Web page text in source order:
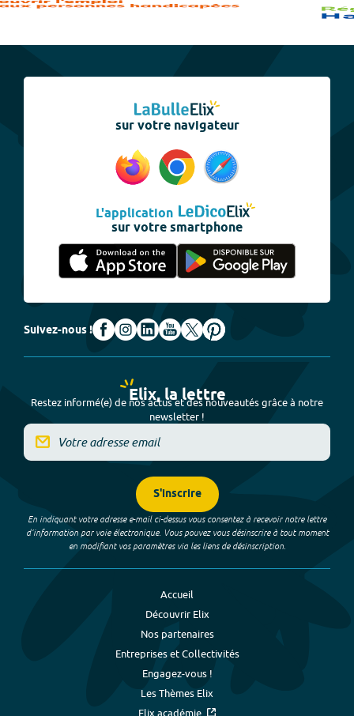
sur votre navigateur
L'application
sur votre smartphone
Suivez-nous !
Elix, la lettre
Restez informé(e) de nos actus et des nouveautés grâce à notre
newsletter !
S'inscrire
En indiquant votre adresse e-mail ci-dessus vous consentez à recevoir notre lettre
d’information par voie électronique. Vous pouvez vous désinscrire à tout moment
en modifiant vos paramètres via les liens de désinscription.
Accueil
Découvrir Elix
Nos partenaires
Entreprises et Collectivités
Engagez-vous !
Les Thèmes Elix
Elix académie